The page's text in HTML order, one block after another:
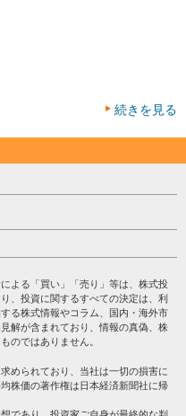
続きを見る
よる「買い」「売り」等は、株式投
、投資に関するすべての決定は、利
る株式情報やコラム、国内・海外市
解が含まれており、情報の真偽、株
のではありません。
められており、当社は一切の損害に
株価の著作権は日本経済新聞社に帰